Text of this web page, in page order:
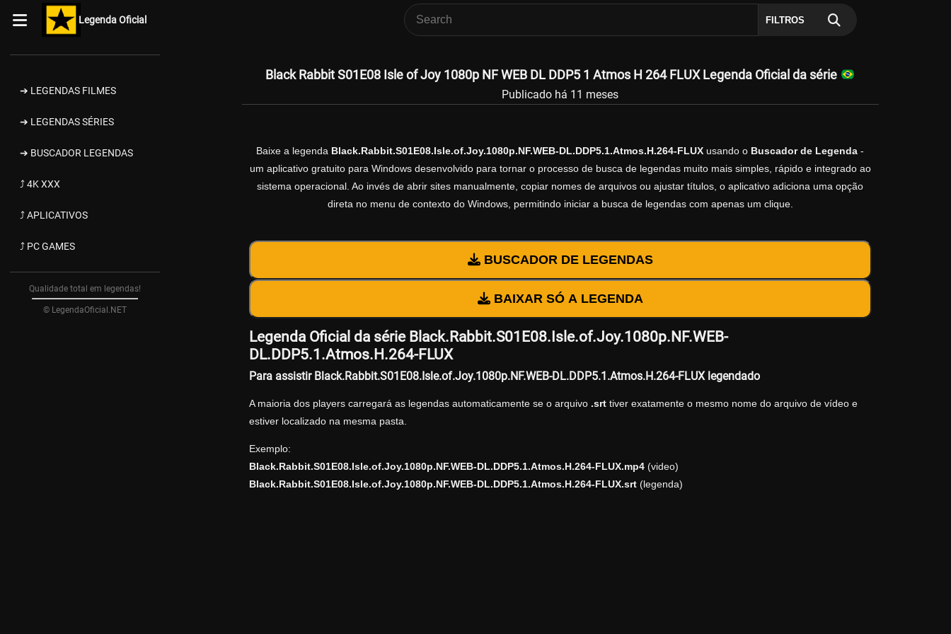
Legenda Oficial FILTROS
➔ LEGENDAS FILMES
➔ LEGENDAS SÉRIES
➔ BUSCADOR LEGENDAS
⤴ 4K XXX
⤴ APLICATIVOS
⤴ PC GAMES
Qualidade total em legendas!
© LegendaOficial.NET
Black Rabbit S01E08 Isle of Joy 1080p NF WEB DL DDP5 1 Atmos H 264 FLUX Legenda Oficial da série
Publicado há 11 meses
Baixe a legenda Black.Rabbit.S01E08.Isle.of.Joy.1080p.NF.WEB-DL.DDP5.1.Atmos.H.264-FLUX usando o Buscador de Legenda -
um aplicativo gratuito para Windows desenvolvido para tornar o processo de busca de legendas muito mais simples, rápido e integrado ao
sistema operacional. Ao invés de abrir sites manualmente, copiar nomes de arquivos ou ajustar títulos, o aplicativo adiciona uma opção
direta no menu de contexto do Windows, permitindo iniciar a busca de legendas com apenas um clique.
BUSCADOR DE LEGENDAS
BAIXAR SÓ A LEGENDA
Legenda Oficial da série Black.Rabbit.S01E08.Isle.of.Joy.1080p.NF.WEB-
DL.DDP5.1.Atmos.H.264-FLUX
Para assistir Black.Rabbit.S01E08.Isle.of.Joy.1080p.NF.WEB-DL.DDP5.1.Atmos.H.264-FLUX legendado
A maioria dos players carregará as legendas automaticamente se o arquivo .srttiver exatamente o mesmo nome do arquivo de vídeo e
estiver localizado na mesma pasta.
Exemplo:
Black.Rabbit.S01E08.Isle.of.Joy.1080p.NF.WEB-DL.DDP5.1.Atmos.H.264-FLUX.mp4(video)
Black.Rabbit.S01E08.Isle.of.Joy.1080p.NF.WEB-DL.DDP5.1.Atmos.H.264-FLUX.srt(legenda)